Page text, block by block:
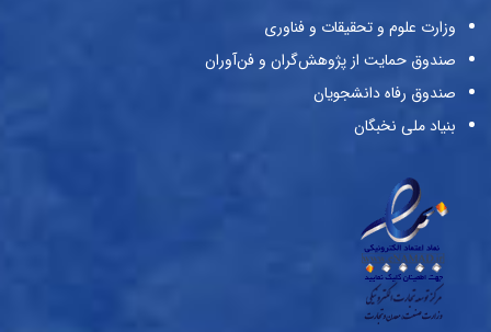
وزارت علوم و تحقیقات و فناوری
صندوق حمایت از پژوهش‌گران و فن‌آوران
صندوق رفاه دانشجویان
بنیاد ملی نخبگان